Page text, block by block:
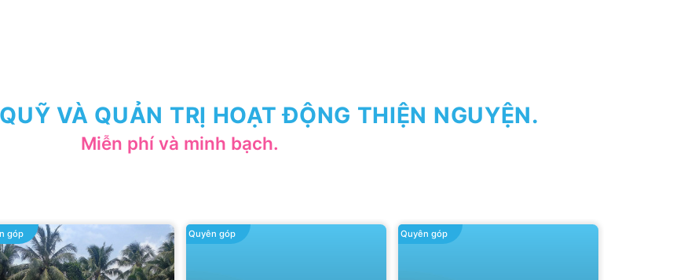
VÀ QUẢN TRỊ HOẠT ĐỘNG THIỆN NGUYỆN.
Miễn phí và minh bạch.
góp Quyên góp Quyên góp